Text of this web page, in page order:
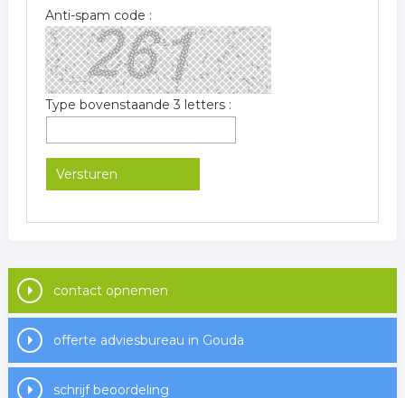
Anti-spam code :
Type bovenstaande 3 letters :
contact opnemen
offerte adviesbureau in Gouda
schrijf beoordeling